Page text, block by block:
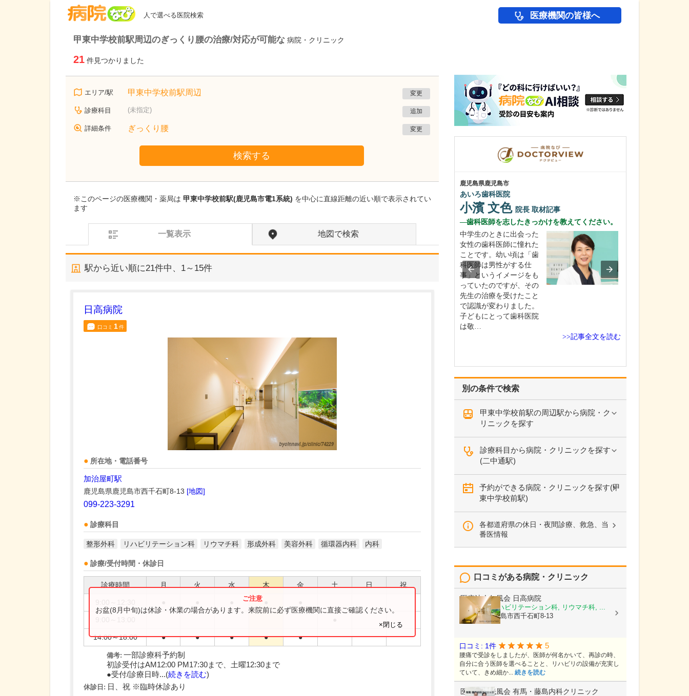
人で選べる医院検索 医療機関の皆様へ
甲東中学校前駅周辺のぎっくり腰の治療/対応が可能な 病院・クリニック
21 件見つかりました
エリア/駅 甲東中学校前駅周辺 変更
診療科目 (未指定) 追加
詳細条件 ぎっくり腰 変更
検索する
※このページの医療機関・薬局は 甲東中学校前駅(鹿児島市電1系統) を中心に直線距離の近い順で表示されてい
ます
一覧表示 地図で検索
駅から近い順に21件中、 1～15件
日高病院
口コミ 1件
所在地・電話番号
加治屋町駅
鹿児島県鹿児島市西千石町8-13 [地図]
099-223-3291
診療科目
整形外科 リハビリテーション科 リウマチ科 形成外科 美容外科 循環器内科 内科
診療/受付時間・休診日
診療時間 月 火 水 木 金 土 日 祝
14:00～18:00 ● ● ● ● ●
お盆(8月中旬)は休診・休業の場合があります。来院前に必ず医療機関に直接ご確認ください。
×閉じる
備考: 一部診療科予約制
初診受付はAM12:00 PM17:30まで、土曜12:30まで
●受付/診療日時...(続きを読む)
休診日: 日、祝 ※臨時休診あり
別の条件で検索
甲東中学校前駅の周辺駅から病院・ク
リニックを探す
診療科目から病院・クリニックを探す
(二中通駅)
予約ができる病院・クリニックを探す(甲
東中学校前駅)
各都道府県の休日・夜間診療、救急、当
番医情報
口コミがある病院・クリニック
医療法人仁風会 日高病院
整形外科, リハビリテーション科, リウマチ科, ...
鹿児島県鹿児島市西千石町8-13
口コミ: 1件 5
腰痛で受診をしましたが、医師が何名かいて、再診の時、
自分に合う医師を選べることと、リハビリの設備が充実し
ていて、きめ細か... 続きを読む
医療法人光風会 有馬・藤島内科クリニック
鹿児島県鹿児島市
あいろ歯科医院
小濱 文色 院長 取材記事
歯科医師を志したきっかけを教えてください。
中学生のときに出会った
女性の歯科医師に憧れた
ことです。幼い頃は「歯
科医師は男性がする仕
事」というイメージをも
っていたのですが、その
先生の治療を受けたこと
で認識が変わりました。
子どもにとって歯科医院
は敬…
>>記事全文を読む
千葉県千葉市花見川区
真清クリニック
ロービジョンケアについて、どのような診療が
受けられるのか教えてください。
視覚障害というと、身体
障害者手帳の交付対象と
を…